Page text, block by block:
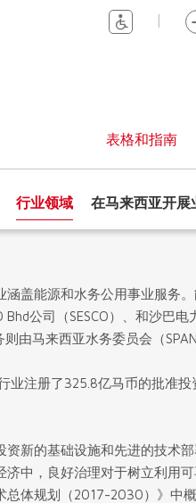
|
表格和指南
行业领域 在马来西亚开展
涵盖能源和水务公用事业服务
Bhd公司（SESCO）、和沙巴
由马来西亚水务委员会（
业注册了325.8亿马币的批准
资新的基础设施和先进的技术
济中，良好治理对于树立利用
总体规划（2017-2030）》中